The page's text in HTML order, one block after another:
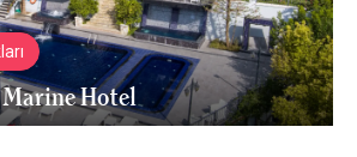
Hotel